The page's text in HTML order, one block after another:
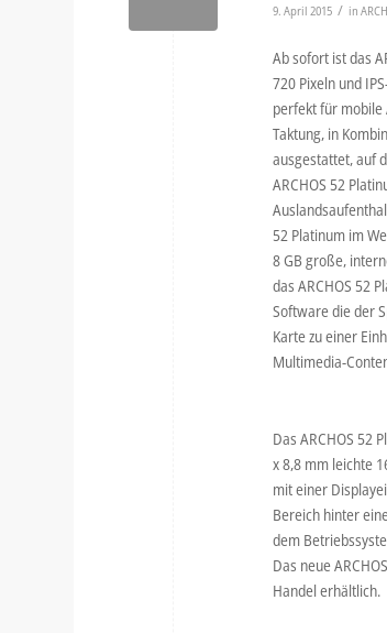
9. April 2015 / in
Ab sofort ist das
720 Pixeln und
perfekt für mobile
Taktung, in
ausgestattet, auf
ARCHOS 52
52 Platinum im
8 GB große,
das ARCHOS 52
Software die der
Karte zu einer
Multimedia-
Das ARCHOS 52
x 8,8 mm leichte
mit einer
Bereich hinter
dem
Das neue
Handel erhältlich.